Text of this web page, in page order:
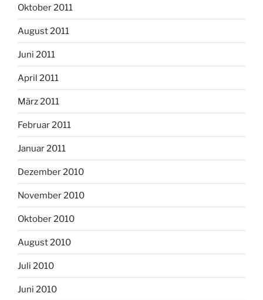
Oktober 2011
August 2011
Juni 2011
April 2011
März 2011
Februar 2011
Januar 2011
Dezember 2010
November 2010
Oktober 2010
August 2010
Juli 2010
Juni 2010